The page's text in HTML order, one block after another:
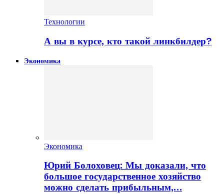
Технологии
А вы в курсе, кто такой линкбилдер?
Экономика
Экономика
Юрий Болоховец: Мы доказали, что
большое государственное хозяйство
можно сделать прибыльным,…